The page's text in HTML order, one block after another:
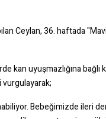
Ceylan, 36. haftada
kan uyuşmazlığına
Bebeğimizde ileri